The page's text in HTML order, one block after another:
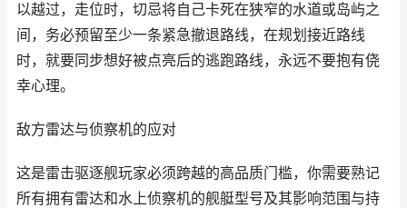
以越过，走位时，切忌将自己卡死在狭窄的水道或岛屿之
间，务必预留至少一条紧急撤退路线，在规划接近路线
时，就要同步想好被点亮后的逃跑路线，永远不要抱有侥
幸心理。
敌方雷达与侦察机的应对
这是雷击驱逐舰玩家必须跨越的高品质门槛，你需要熟记
所有拥有雷达和水上侦察机的舰艇型号及其影响范围与持